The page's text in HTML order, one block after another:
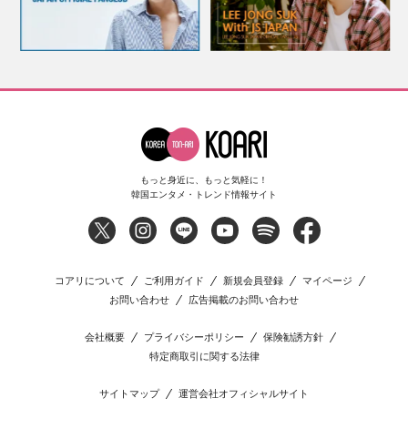
もっと身近に、もっと気軽に！
韓国エンタメ・トレンド情報サイト
コアリについて ご利用ガイド 新規会員登録
マイページ
お問い合わせ
広告掲載のお問い合わせ
会社概要 プライバシーポリシー
保険勧誘方針
特定商取引に関する法律
サイトマップ 運営会社オフィシャルサイト